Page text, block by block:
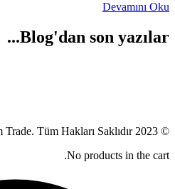
Devamını Oku
Blog'dan son yazılar...
© 2023 Maksim Trade. Tüm Hakları Saklıdır.
No products in the cart.